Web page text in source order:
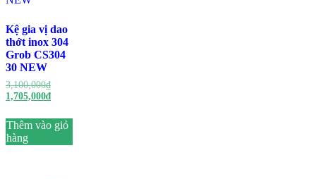
Kệ gia vị dao
thớt inox 304
Grob CS304
30 NEW
3,100,000₫
1,705,000₫
Thêm vào giỏ
hàng